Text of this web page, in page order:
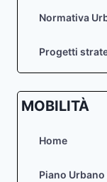
Normativa
Progetti
MOBILITÀ
Home
Piano Urbano